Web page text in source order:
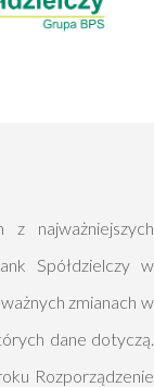
najważniejszych
Spółdzielczy w
zmianach w
dane dotyczą.
Rozporządzenie